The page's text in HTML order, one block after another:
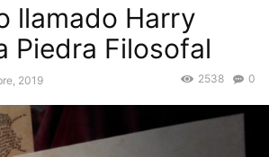
llamado Harry
Piedra Filosofal
2019 0
2538